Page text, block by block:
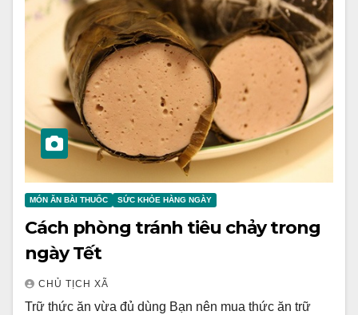
MÓN ĂN BÀI THUỐC SỨC KHỎE HÀNG NGÀY
Cách phòng tránh tiêu chảy trong
ngày Tết
CHỦ TỊCH XÃ
Trữ thức ăn vừa đủ dùng Bạn nên mua thức ăn trữ